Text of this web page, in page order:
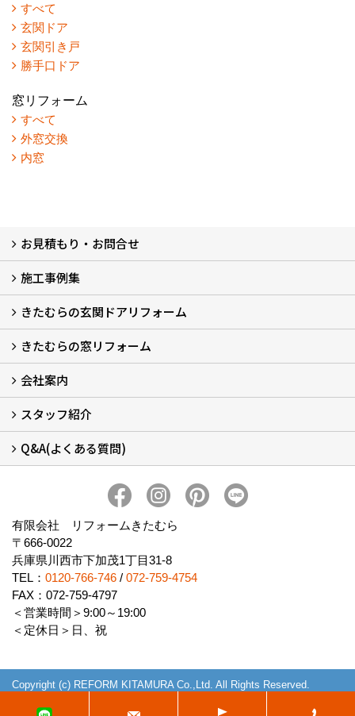
すべて
玄関ドア
玄関引き戸
勝手口ドア
窓リフォーム
すべて
外窓交換
内窓
お見積もり・お問合せ
LINEで概算見積もり
チャットで質問
問い合わせフォームから
オンライン相談
電話で相談
無料現地調査をご希望の方
施工事例集
玄関ドアリフォーム
玄関引戸リフォーム
勝手口ドアリフォーム
窓リフォーム
きたむらの玄関ドアリフォーム
玄関ドアリフォームについて
リシェントについて (23)
・玄関ドアバリエーション (52)
・玄関引戸バリエーション (44)
・勝手口ドアバリエーション (11)
安心の自社施工
無料点検
保証について
価格について
概算見積について (2)
きたむらの窓リフォーム
窓リフォームについて (5)
・内窓設置-LIXILインプラス
・内窓設置-AGCまどまど
・窓交換
・エコガラス交換
・防犯・防災ガラス交換
会社案内
会社概要 (2)
ブログ
アクセス
施工エリア
施工までの流れ
SNSインフォメーション
チャット機能
オンライン打合わせ
補助金について (2)
スタッフ紹介
スタッフ紹介
Q&A(よくある質問)
有限会社 リフォームきたむら
〒666-0022
兵庫県川西市下加茂1丁目31-8
TEL： 0120-766-746 / 072-759-4754
FAX：072-759-4797
＜営業時間＞9:00～19:00
＜定休日＞日、祝
Copyright (c) REFORM KITAMURA Co.,Ltd. All Rights Reserved.